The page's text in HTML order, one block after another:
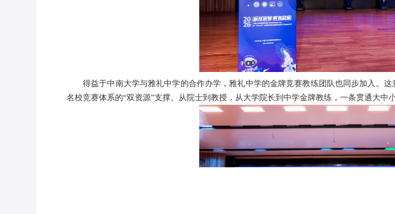
得益于中南大学与雅礼中学的合作办学，雅礼中学的金牌竞赛教练团队也同步加入。
名校竞赛体系的“双资源”支撑。从院士到教授，从大学院长到中学金牌教练，一条贯通大中